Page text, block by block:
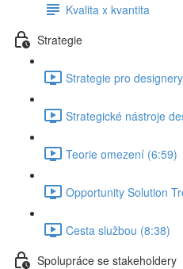
Kvalita x kvantita
Strategie
Strategie pro
Strategické nástroje
Teorie omezení (6:59)
Opportunity Solution
Cesta službou (8:38)
Spolupráce se stakeholdery